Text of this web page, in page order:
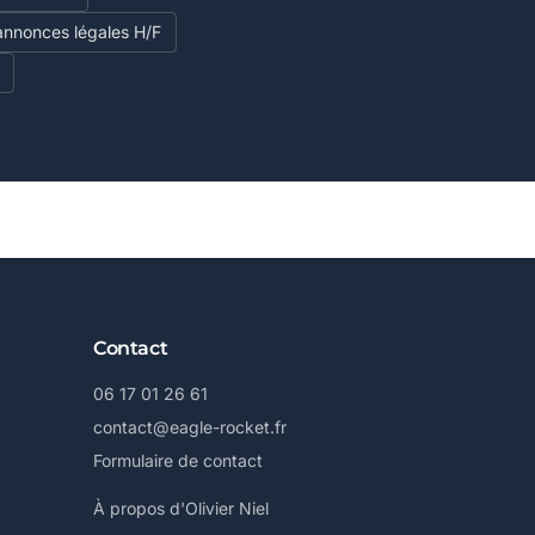
légales H/F
Contact
06 17 01 26 61
contact@eagle-rocket.fr
Formulaire de contact
À propos d'Olivier Niel